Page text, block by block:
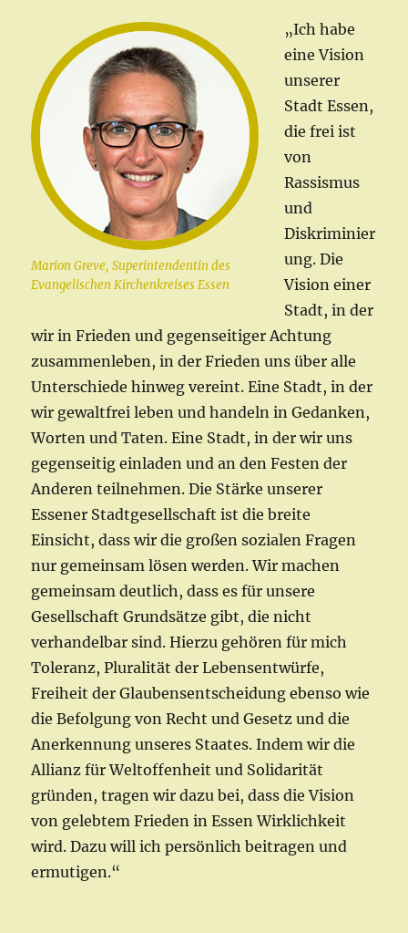
Marion Greve, Superintendentin des
Evangelischen Kirchenkreises Essen
„Ich habe
eine Vision
unserer
Stadt Essen,
die frei ist
von
Rassismus
und
Diskriminier
ung. Die
Vision einer
Stadt, in der
wir in Frieden und gegenseitiger Achtung
zusammenleben, in der Frieden uns über alle
Unterschiede hinweg vereint. Eine Stadt, in der
wir gewaltfrei leben und handeln in Gedanken,
Worten und Taten. Eine Stadt, in der wir uns
gegenseitig einladen und an den Festen der
Anderen teilnehmen. Die Stärke unserer
Essener Stadtgesellschaft ist die breite
Einsicht, dass wir die großen sozialen Fragen
nur gemeinsam lösen werden. Wir machen
gemeinsam deutlich, dass es für unsere
Gesellschaft Grundsätze gibt, die nicht
verhandelbar sind. Hierzu gehören für mich
Toleranz, Pluralität der Lebensentwürfe,
Freiheit der Glaubensentscheidung ebenso wie
die Befolgung von Recht und Gesetz und die
Anerkennung unseres Staates. Indem wir die
Allianz für Weltoffenheit und Solidarität
gründen, tragen wir dazu bei, dass die Vision
von gelebtem Frieden in Essen Wirklichkeit
wird. Dazu will ich persönlich beitragen und
ermutigen.“